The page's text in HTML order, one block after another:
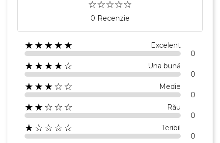
0 Recenzie
★★★★★ Excelent
0
★★★★☆ Una bună
0
★★★☆☆ Medie
0
★★☆☆☆ Rău
0
★☆☆☆☆ Teribil
0